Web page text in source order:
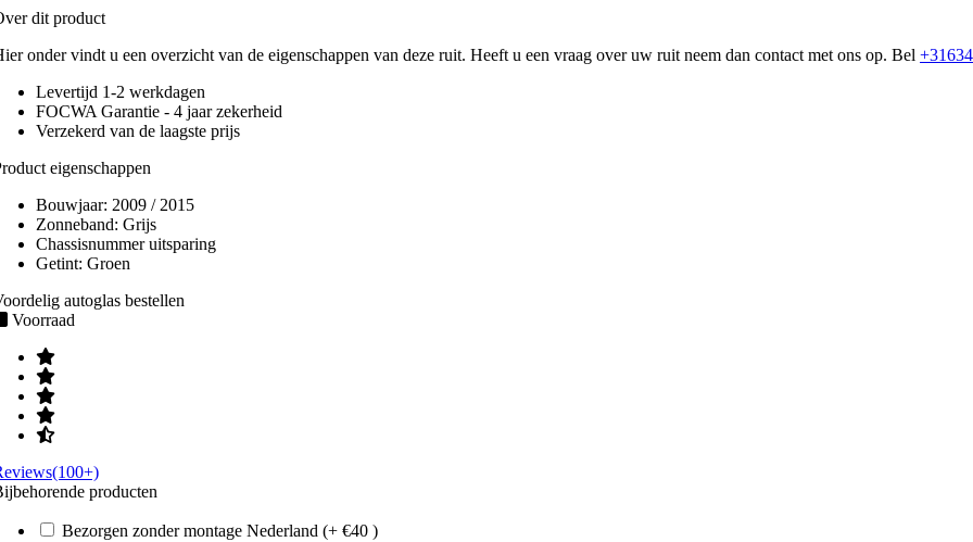
dit product
onder vindt u een overzicht van de eigenschappen van deze ruit. Heeft u een vraag over uw ruit neem dan contact met ons op. Bel
Levertijd 1-2 werkdagen
FOCWA Garantie - 4 jaar zekerheid
Verzekerd van de laagste prijs
eigenschappen
Bouwjaar: 2009 / 2015
Zonneband: Grijs
Chassisnummer uitsparing
Getint: Groen
autoglas bestellen
Voorraad
producten
Bezorgen zonder montage Nederland (+ €40 )